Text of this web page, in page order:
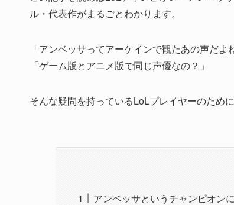
ル・代表作がまるごとわかります。
「アンベッサってアーケインで観たあの声だよ
「ゲーム版とアニメ版で同じ声優なの？」
そんな疑問を持っているLoLプレイヤーのため
アンベッサというチャンピオン